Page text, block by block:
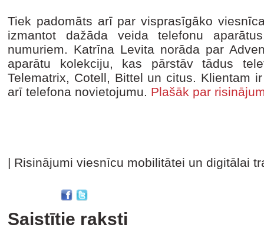
Tiek padomāts arī par visprasīgāko
izmantot dažāda veida telefonu
numuriem. Katrīna Levita norāda par
aparātu kolekciju, kas pārstāv tādus
Telematrix, Cotell, Bittel un citus. Klientam
arī telefona novietojumu. Plašāk par
| Risinājumi viesnīcu mobilitātei un digitālai
Saistītie raksti